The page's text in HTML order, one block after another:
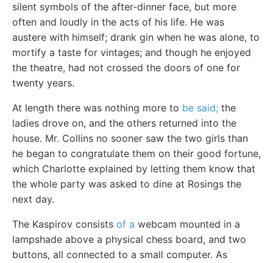
silent symbols of the after-dinner face, but more
often and loudly in the acts of his life. He was
austere with himself; drank gin when he was alone, to
mortify a taste for vintages; and though he enjoyed
the theatre, had not crossed the doors of one for
twenty years.
At length there was nothing more to be said; the
ladies drove on, and the others returned into the
house. Mr. Collins no sooner saw the two girls than
he began to congratulate them on their good fortune,
which Charlotte explained by letting them know that
the whole party was asked to dine at Rosings the
next day.
The Kaspirov consists of a webcam mounted in a
lampshade above a physical chess board, and two
buttons, all connected to a small computer. As